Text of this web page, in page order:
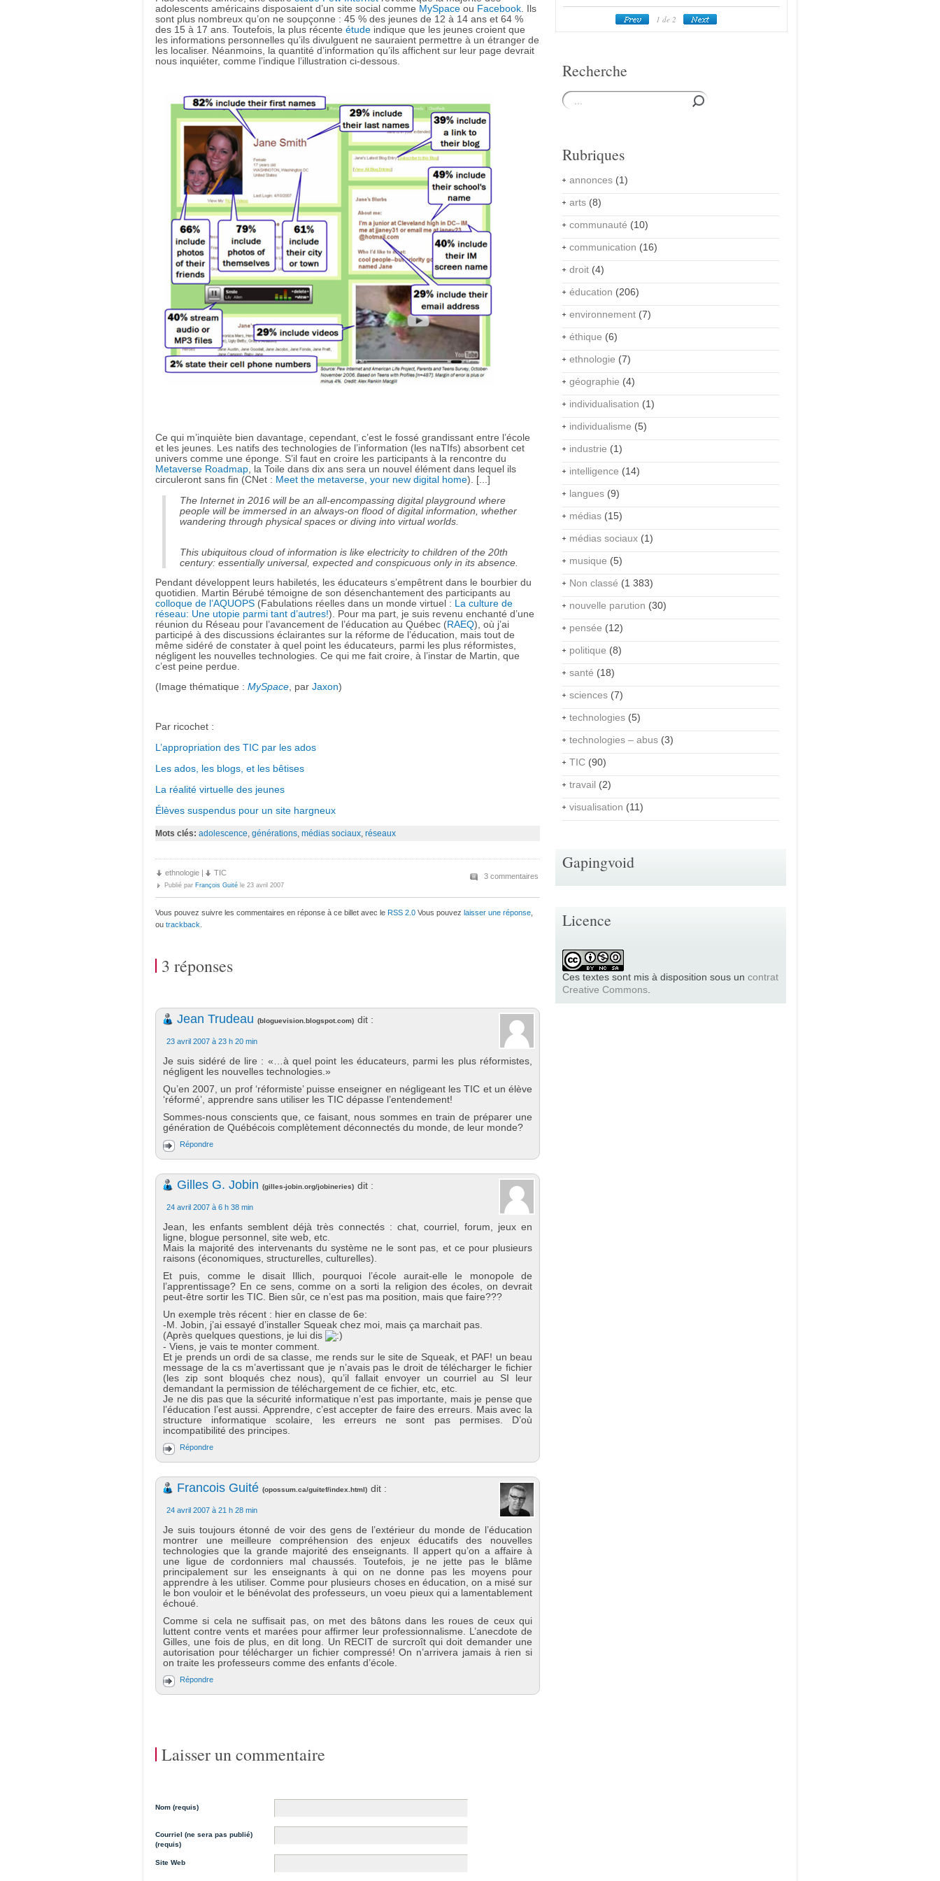
adolescents américains disposaient d’un site social comme MySpace ou Facebook. Ils
sont plus nombreux qu’on ne soupçonne : 45 % des jeunes de 12 à 14 ans et 64 %
des 15 à 17 ans. Toutefois, la plus récente étude indique que les jeunes croient que
les informations personnelles qu’ils divulguent ne sauraient permettre à un étranger de
les localiser. Néanmoins, la quantité d’information qu’ils affichent sur leur page devrait
nous inquiéter, comme l’indique l’illustration ci-dessous.
Ce qui m’inquiète bien davantage, cependant, c’est le fossé grandissant entre l’école
et les jeunes. Les natifs des technologies de l’information (les naTIfs) absorbent cet
univers comme une éponge. S’il faut en croire les participants à la rencontre du
Metaverse Roadmap , la Toile dans dix ans sera un nouvel élément dans lequel ils
circuleront sans fin (CNet : Meet the metaverse, your new digital home). [...]
The Internet in 2016 will be an all-encompassing digital playground where
people will be immersed in an always-on flood of digital information, whether
wandering through physical spaces or diving into virtual worlds.
This ubiquitous cloud of information is like electricity to children of the 20th
century: essentially universal, expected and conspicuous only in its absence.
Pendant développent leurs habiletés, les éducateurs s’empêtrent dans le bourbier du
quotidien. Martin Bérubé témoigne de son désenchantement des participants au
colloque de l’AQUOPS (Fabulations réelles dans un monde virtuel : La culture de
réseau: Une utopie parmi tant d’autres!). Pour ma part, je suis revenu enchanté d’une
réunion du Réseau pour l’avancement de l’éducation au Québec (RAEQ), où j’ai
participé à des discussions éclairantes sur la réforme de l’éducation, mais tout de
même sidéré de constater à quel point les éducateurs, parmi les plus réformistes,
négligent les nouvelles technologies. Ce qui me fait croire, à l’instar de Martin, que
c’est peine perdue.
(Image thématique : MySpace , par Jaxon)
Par ricochet :
L’appropriation des TIC par les ados
Les ados, les blogs, et les bêtises
La réalité virtuelle des jeunes
Élèves suspendus pour un site hargneux
Mots clés: adolescence générations médias sociaux réseaux
3 commentaires
ethnologie | TIC
Publié par François Guité le 23 avril 2007
Vous pouvez suivre les commentaires en réponse à ce billet avec le RSS 2.0 Vous pouvez laisser une réponse
ou trackback
3 réponses
Jean Trudeau (bloguevision.blogspot.com) dit :
23 avril 2007 à 23 h 20 min
Je suis sidéré de lire : «…à quel point les éducateurs, parmi les plus réformistes,
négligent les nouvelles technologies.»
Qu’en 2007, un prof ‘réformiste’ puisse enseigner en négligeant les TIC et un élève
‘réformé’, apprendre sans utiliser les TIC dépasse l’entendement!
Sommes-nous conscients que, ce faisant, nous sommes en train de préparer une
génération de Québécois complètement déconnectés du monde, de leur monde?
Répondre
Gilles G. Jobin (gilles-jobin.org/jobineries) dit :
24 avril 2007 à 6 h 38 min
Jean, les enfants semblent déjà très connectés : chat, courriel, forum, jeux en
ligne, blogue personnel, site web, etc.
Mais la majorité des intervenants du système ne le sont pas, et ce pour plusieurs
raisons (économiques, structurelles, culturelles).
Et puis, comme le disait Illich, pourquoi l’école aurait-elle le monopole de
l’apprentissage? En ce sens, comme on a sorti la religion des écoles, on devrait
peut-être sortir les TIC. Bien sûr, ce n’est pas ma position, mais que faire???
Un exemple très récent : hier en classe de 6e:
-M. Jobin, j’ai essayé d’installer Squeak chez moi, mais ça marchait pas.
(Après quelques questions, je lui dis
- Viens, je vais te monter comment.
Et je prends un ordi de sa classe, me rends sur le site de Squeak, et PAF! un beau
message de la cs m’avertissant que je n’avais pas le droit de télécharger le fichier
(les zip sont bloqués chez nous), qu’il fallait envoyer un courriel au SI leur
demandant la permission de téléchargement de ce fichier, etc, etc.
Je ne dis pas que la sécurité informatique n’est pas importante, mais je pense que
l’éducation l’est aussi. Apprendre, c’est accepter de faire des erreurs. Mais avec la
structure informatique scolaire, les erreurs ne sont pas permises. D’où
incompatibilité des principes.
Répondre
Francois Guité (opossum.ca/guitef/index.html) dit :
24 avril 2007 à 21 h 28 min
Je suis toujours étonné de voir des gens de l’extérieur du monde de l’éducation
montrer une meilleure compréhension des enjeux éducatifs des nouvelles
technologies que la grande majorité des enseignants. Il appert qu’on a affaire à
une ligue de cordonniers mal chaussés. Toutefois, je ne jette pas le blâme
principalement sur les enseignants à qui on ne donne pas les moyens pour
apprendre à les utiliser. Comme pour plusieurs choses en éducation, on a misé sur
le bon vouloir et le bénévolat des professeurs, un voeu pieux qui a lamentablement
échoué.
Comme si cela ne suffisait pas, on met des bâtons dans les roues de ceux qui
luttent contre vents et marées pour affirmer leur professionnalisme. L’anecdote de
Gilles, une fois de plus, en dit long. Un RECIT de surcroît qui doit demander une
autorisation pour télécharger un fichier compressé! On n’arrivera jamais à rien si
on traite les professeurs comme des enfants d’école.
Répondre
Laisser un commentaire
Nom (requis)
Courriel (ne sera pas publié)
(requis)
Site Web
1 de 2
Recherche
Rubriques
annonces (1)
arts (8)
communauté (10)
communication (16)
droit (4)
éducation (206)
environnement (7)
éthique (6)
ethnologie (7)
géographie (4)
individualisation (1)
individualisme (5)
industrie (1)
intelligence (14)
langues (9)
médias (15)
médias sociaux (1)
musique (5)
Non classé (1 383)
nouvelle parution (30)
pensée (12)
politique (8)
santé (18)
sciences (7)
technologies (5)
technologies – abus (3)
TIC (90)
travail (2)
visualisation (11)
Gapingvoid
Licence
Ces textes sont mis à disposition sous un contrat
Creative Commons.